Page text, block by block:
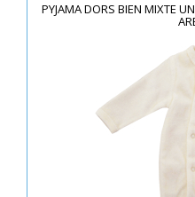
PYJAMA DORS BIEN MIXTE